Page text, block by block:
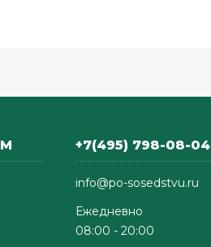
+7(495) 798-08-04
info@po-sosedstvu.ru
Ежедневно
08:00 - 20:00